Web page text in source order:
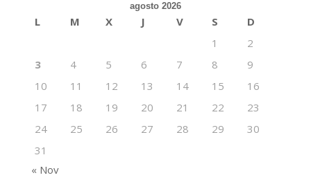
agosto 2026
L M X J V S
D
1
2
3
4 5 6 7 8
9
10
11 12 13 14 15
16
17
18 19 20 21 22
23
24
25 26 27 28 29
30
31
« Nov